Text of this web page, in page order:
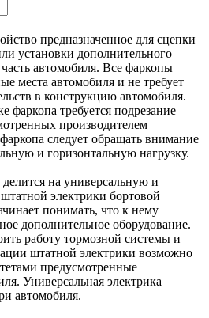
предназначенное для сцепки
установки дополнительного
автомобиля. Все фаркопы
места автомобиля и не требует
в конструкцию автомобиля.
фаркопа требуется подрезание
производителем
следует обращать внимание
и горизонтальную нагрузку.
делится на универсальную и
электрики бортовой
понимать, что к нему
дополнительное оборудование.
работу тормозной системы и
штатной электрики возможно
предусмотренные
Универсальная электрика
автомобиля.